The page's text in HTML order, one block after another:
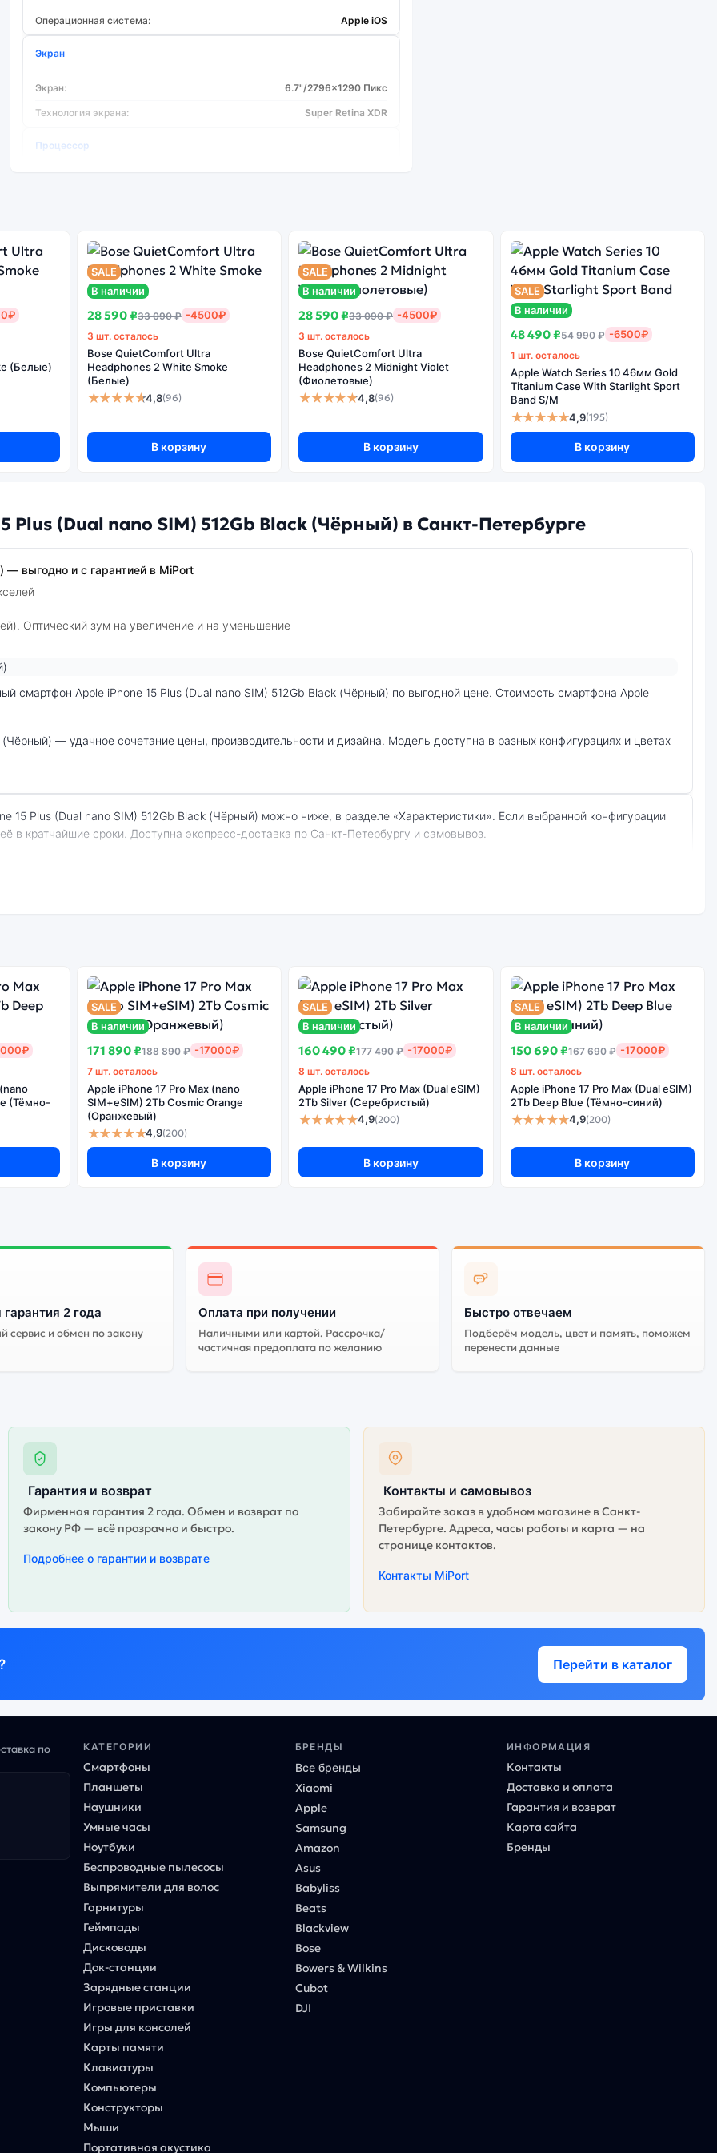
Операционная система: Apple iOS
Экран
Экран: 6.7"/2796x1290 Пикс
Технология экрана: Super Retina XDR
Процессор
Количество основных камер: 2 шт.
Основная камера МПикс: 48/12
да
Цифровой зум (x): 5
Оптический зум на уменьшение (x):
Оптическая стабилизация: да
(Белые)
SALE
В наличии
28 590 ₽33 090 ₽ -4500₽
3 шт. осталось
Bose QuietComfort Ultra
Headphones 2 White Smoke
(Белые)
★★★★★4,8(96)
В корзину
SALE
В наличии
28 590 ₽33 090 ₽ -4500₽
3 шт. осталось
Bose QuietComfort Ultra
Headphones 2 Midnight Violet
(Фиолетовые)
★★★★★4,8(96)
В корзину
SALE
В наличии
48 490 ₽54 990 ₽ -6500₽
1 шт. осталось
Apple Watch Series 10 46мм Gold
Titanium Case With Starlight Sport
Band S/M
★★★★★4,9(195)
В корзину
(Dual nano SIM) 512Gb Black (Чёрный) в Санкт-Петербурге
— выгодно и с гарантией в MiPort
Оптический зум на увеличение и на уменьшение
в кратчайшие сроки. Доступна экспресс-доставка по Санкт-Петербургу и самовывоз.
nano SIM) 512Gb
Black (Чёрный)
версия может стоить дешевле, но корректная работа сервисов не гарантируется.
(Тёмно-
SALE
В наличии
171 890 ₽188 890 ₽ -17000₽
7 шт. осталось
Apple iPhone 17 Pro Max (nano
SIM+eSIM) 2Tb Cosmic Orange
(Оранжевый)
★★★★★4,9(200)
В корзину
SALE
В наличии
160 490 ₽177 490 ₽ -17000₽
8 шт. осталось
Apple iPhone 17 Pro Max (Dual eSIM)
2Tb Silver (Серебристый)
★★★★★4,9(200)
В корзину
SALE
В наличии
150 690 ₽167 690 ₽ -17000₽
8 шт. осталось
Apple iPhone 17 Pro Max (Dual eSIM)
2Tb Deep Blue (Тёмно-синий)
★★★★★4,9(200)
В корзину
2 года
сервис и обмен по закону
Оплата при получении
Наличными или картой. Рассрочка/
частичная предоплата по желанию
Быстро отвечаем
Подберём модель, цвет и память, поможем
перенести данные
Гарантия и возврат
Фирменная гарантия 2 года. Обмен и возврат по
закону РФ — всё прозрачно и быстро.
Подробнее о гарантии и возврате
Контакты и самовывоз
Забирайте заказ в удобном магазине в Санкт-
Петербурге. Адреса, часы работы и карта — на
странице контактов.
Контакты MiPort
Перейти в каталог
по
КАТЕГОРИИ
Смартфоны
Планшеты
Наушники
Умные часы
Ноутбуки
Беспроводные пылесосы
Выпрямители для волос
Гарнитуры
Геймпады
Дисководы
Док-станции
Зарядные станции
Игровые приставки
Игры для консолей
Карты памяти
Клавиатуры
Компьютеры
Конструкторы
Мыши
Портативная акустика
БРЕНДЫ
Все бренды
Xiaomi
Apple
Samsung
Amazon
Asus
Babyliss
Beats
Blackview
Bose
Bowers & Wilkins
Cubot
DJI
ИНФОРМАЦИЯ
Контакты
Доставка и оплата
Гарантия и возврат
Карта сайта
Бренды